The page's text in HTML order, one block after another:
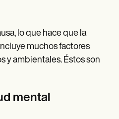
lo que hace que la
muchos factores
y ambientales. Éstos son
mental